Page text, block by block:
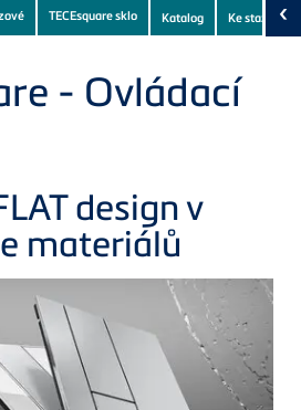
TECEsquare sklo Katalog Ke stažení
‹
- Ovládací
design v
materiálů